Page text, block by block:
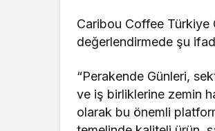
Caribou Coffee Türkiye
değerlendirmede şu
“Perakende Günleri,
ve iş birliklerine zemin
olarak bu önemli